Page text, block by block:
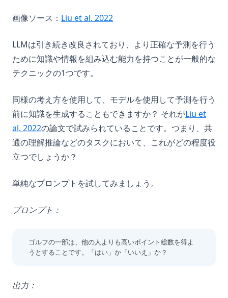
画像ソース： Liu et al. 2022
LLMは引き続き改良されており、より正確な予測を行う
ために知識や情報を組み込む能力を持つことが一般的な
テクニックの1つです。
同様の考え方を使用して、モデルを使用して予測を行う
前に知識を生成することもできますか？ それがLiu et
al. 2022(opens in a new tab)
の論文で試みられていることです。つまり、共
通の理解推論などのタスクにおいて、これがどの程度役
立つでしょうか？
単純なプロンプトを試してみましょう。
プロンプト：
ゴルフの一部は、他の人よりも高いポイント総数を得よ
うとすることです。「はい」か「いいえ」か？
出力：